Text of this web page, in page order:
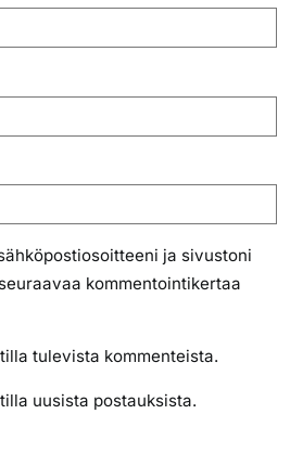
ja sivustoni
kommentointikertaa
tulevista kommenteista.
uusista postauksista.